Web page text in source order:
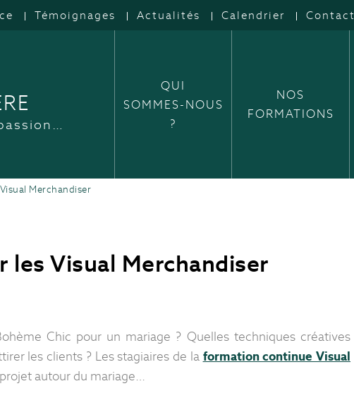
Témoignages Actualités Calendrier Contact
QUI
SOMMES-NOUS
?
NOS
FORMATIONS
Merchandiser
les Visual Merchandiser
Chic pour un mariage ? Quelles techniques créatives
les clients ? Les stagiaires de la formation continue Visual
autour du mariage…